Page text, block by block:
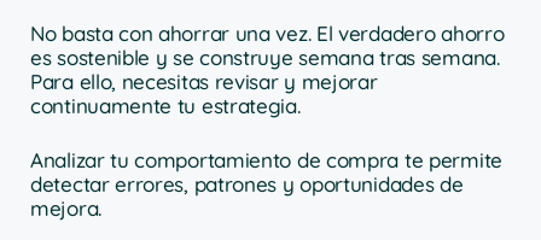
No basta con ahorrar una vez. El verdadero ahorro
es sostenible y se construye semana tras semana.
Para ello, necesitas revisar y mejorar
continuamente tu estrategia.
Analizar tu comportamiento de compra te permite
detectar errores, patrones y oportunidades de
mejora.